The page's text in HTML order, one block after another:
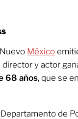
México
director y actor
68 años, que se
de